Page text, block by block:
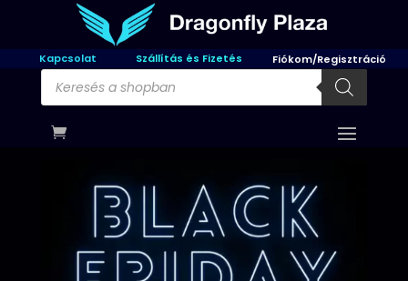
Kapcsolat Szállítás és Fizetés Fiókom/Regisztráció
Products
search